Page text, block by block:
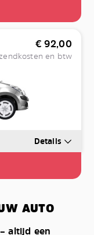
€ 92,00
en btw
Details
AUTO
altijd een